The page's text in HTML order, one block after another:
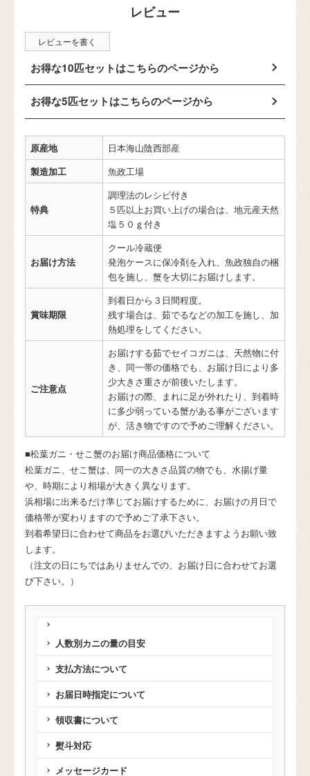
レビューを書く
お得な10匹セットはこちらのページから
お得な5匹セットはこちらのページから
原産地
日本海山陰西部産
製造加工
魚政工場
特典
調理法のレシピ付き
５匹以上お買い上げの場合は、地元産天然
塩５０ｇ付き
お届け方法
クール冷蔵便
発泡ケースに保冷剤を入れ、魚政独自の梱
包を施し、蟹を大切にお届けします。
賞味期限
到着日から３日間程度。
残す場合は、茹でるなどの加工を施し、加
熱処理をしてください。
ご注意点
お届けする茹でセイコガニは、天然物に付
き、同一帯の価格でも、お届け日により多
少大きさ重さが前後いたします。
お届けの際、まれに足が外れたり、到着時
に多少弱っている蟹がある事がございます
が、活き物ですので予めご理解ください。
■松葉ガニ・せこ蟹のお届け商品価格について
松葉ガニ、せこ蟹は、同一の大きさ品質の物でも、水揚げ量
や、時期により相場が大きく異なります。
浜相場に出来るだけ準じてお届けするために、お届けの月日で
価格帯が変わりますので予めご了承下さい。
到着希望日に合わせて商品をお選びいただきますようお願い致
します。
（注文の日にちではありませんでの、お届け日に合わせてお選
び下さい。）
人数別カニの量の目安
支払方法について
お届日時指定について
領収書について
熨斗対応
メッセージカード